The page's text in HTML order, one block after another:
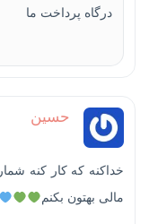
درگاه پرداخت ما
حسین
خداکنه که کار کنه
مالی بهتون بکنم